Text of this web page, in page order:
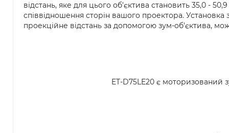
відстань, яке для цього об'єктива становить 35,0 -
співвідношення сторін вашого проектора.
проекційне відстань за допомогою зум-об'єктива,
ET-D75LE20 є моторизований